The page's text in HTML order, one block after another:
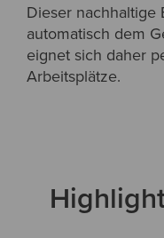
Dieser nachhaltige
automatisch dem
eignet sich daher
Arbeitsplätze.